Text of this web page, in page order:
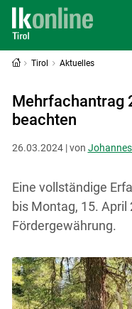
Tirol Aktuelles
Mehrfachantrag
beachten
26.03.2024 | von
Eine vollständige
bis Montag, 15.
Fördergewährung.